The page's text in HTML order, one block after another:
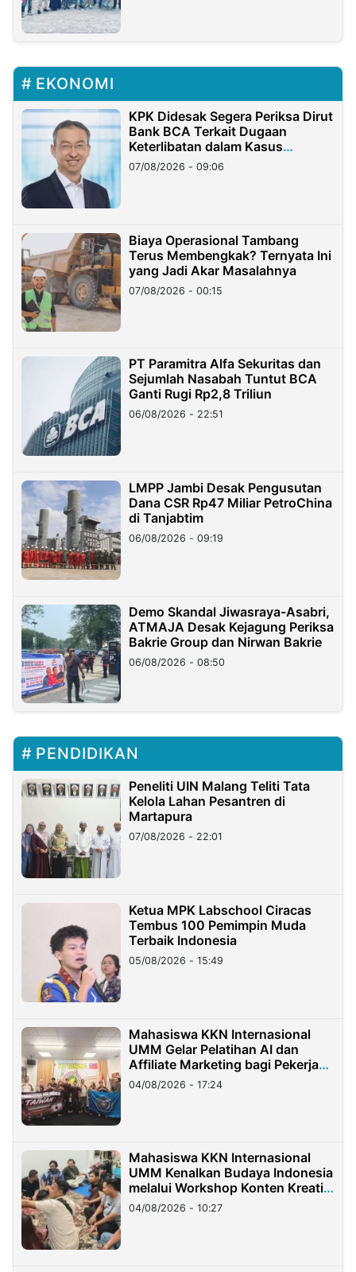
EKONOMI
KPK Didesak Segera Periksa Dirut
Bank BCA Terkait Dugaan
Keterlibatan dalam Kasus
Hilangnya Dana Nasabah Rp2,58
Miliar
07/08/2026 - 09:06
Biaya Operasional Tambang
Terus Membengkak? Ternyata Ini
yang Jadi Akar Masalahnya
07/08/2026 - 00:15
PT Paramitra Alfa Sekuritas dan
Sejumlah Nasabah Tuntut BCA
Ganti Rugi Rp2,8 Triliun
06/08/2026 - 22:51
LMPP Jambi Desak Pengusutan
Dana CSR Rp47 Miliar PetroChina
di Tanjabtim
06/08/2026 - 09:19
Demo Skandal Jiwasraya-Asabri,
ATMAJA Desak Kejagung Periksa
Bakrie Group dan Nirwan Bakrie
06/08/2026 - 08:50
PENDIDIKAN
Peneliti UIN Malang Teliti Tata
Kelola Lahan Pesantren di
Martapura
07/08/2026 - 22:01
Ketua MPK Labschool Ciracas
Tembus 100 Pemimpin Muda
Terbaik Indonesia
05/08/2026 - 15:49
Mahasiswa KKN Internasional
UMM Gelar Pelatihan AI dan
Affiliate Marketing bagi Pekerja
Migran Indonesia di Taiwan
04/08/2026 - 17:24
Mahasiswa KKN Internasional
UMM Kenalkan Budaya Indonesia
melalui Workshop Konten Kreatif
di Taiwan
04/08/2026 - 10:27